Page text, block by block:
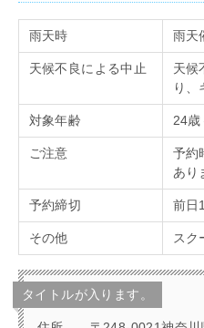
雨天時 雨天
天候不良による中止 天候
り、
対象年齢 24歳
ご注意
予約
あり
予約締切 前日
その他 スク
タイトルが入ります。